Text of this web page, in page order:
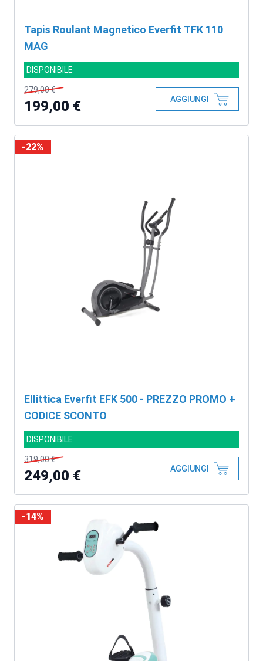
Tapis Roulant Magnetico Everfit TFK 110
MAG
DISPONIBILE
279,00 €
199,00 € AGGIUNGI
Ellittica Everfit EFK 500 - PREZZO PROMO +
CODICE SCONTO
DISPONIBILE
-22%
319,00 €
249,00 € AGGIUNGI
-14%